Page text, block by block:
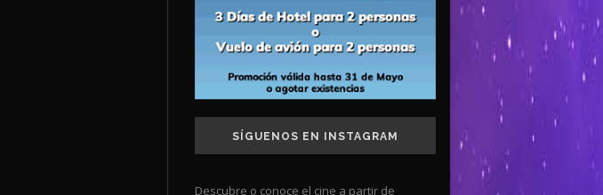
SÍGUENOS EN INSTAGRAM
Descubre o conoce el cine a partir de